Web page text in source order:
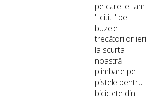
pe care le -am
" citit " pe
buzele
trecătorilor ieri
la scurta
noastră
plimbare pe
pistele pentru
biciclete din